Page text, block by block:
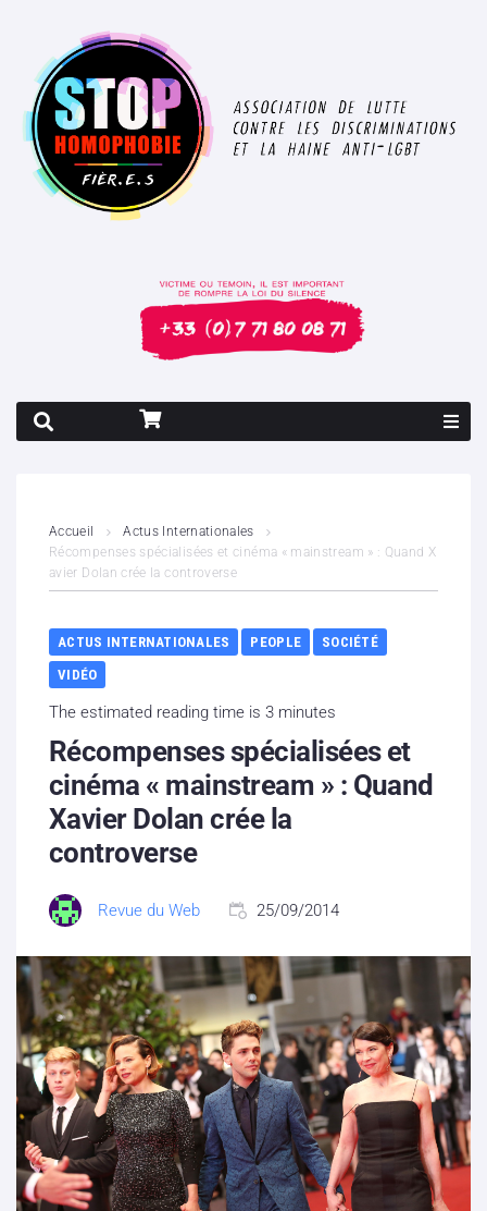
Contenus litigieux
Nous soutenir
Boutique
Partenaires
Contacts
Hébergement solidaire
Accueil
Actus Internationales
Récompenses spécialisées et cinéma « mainstream » : Quand X
avier Dolan crée la controverse
ACTUS INTERNATIONALES PEOPLE
SOCIÉTÉ
VIDÉO
The estimated reading time is 3 minutes
Récompenses spécialisées et
cinéma « mainstream » : Quand
Xavier Dolan crée la
controverse
Revue du Web 25/09/2014